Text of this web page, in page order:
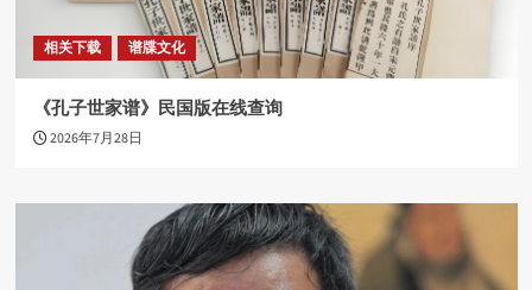
相关下载 谱牒文化
《孔子世家谱》民国版在线查询
2026年7月28日